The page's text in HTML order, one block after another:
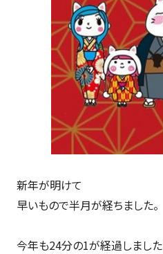
新年が明けて
早いもので半月が経ちました。
今年も24分の1が経過しました